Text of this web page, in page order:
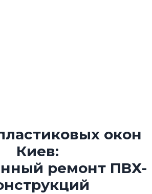
окон
Киев:
ремонт ПВХ-